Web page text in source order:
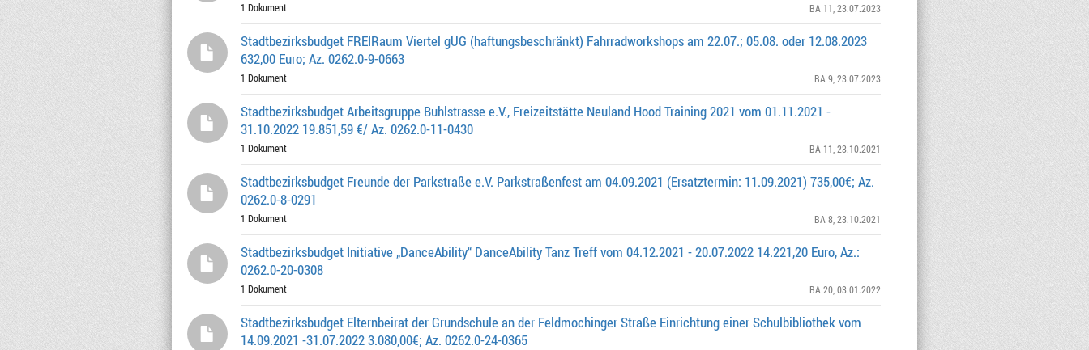
1 Dokument BA 11 , 23.07.2023
Stadtbezirksbudget FREIRaum Viertel gUG (haftungsbeschränkt) Fahrradworkshops am 22.07.; 05.08. oder 12.08.2023
632,00 Euro; Az. 0262.0-9-0663
1 Dokument BA 9, 23.07.2023
Stadtbezirksbudget Arbeitsgruppe Buhlstrasse e.V., Freizeitstätte Neuland Hood Training 2021 vom 01.11.2021 -
31.10.2022 19.851,59 €/ Az. 0262.0-11-0430
1 Dokument BA 11 , 23.10.2021
Stadtbezirksbudget Freunde der Parkstraße e.V. Parkstraßenfest am 04.09.2021 (Ersatztermin: 11.09.2021) 735,00€; Az.
0262.0-8-0291
1 Dokument BA 8, 23.10.2021
Stadtbezirksbudget Initiative „DanceAbility“ DanceAbility Tanz Treff vom 04.12.2021 - 20.07.2022 14.221,20 Euro, Az.:
0262.0-20-0308
1 Dokument BA 20, 03.01.2022
Stadtbezirksbudget Elternbeirat der Grundschule an der Feldmochinger Straße Einrichtung einer Schulbibliothek vom
14.09.2021 -31.07.2022 3.080,00€; Az. 0262.0-24-0365